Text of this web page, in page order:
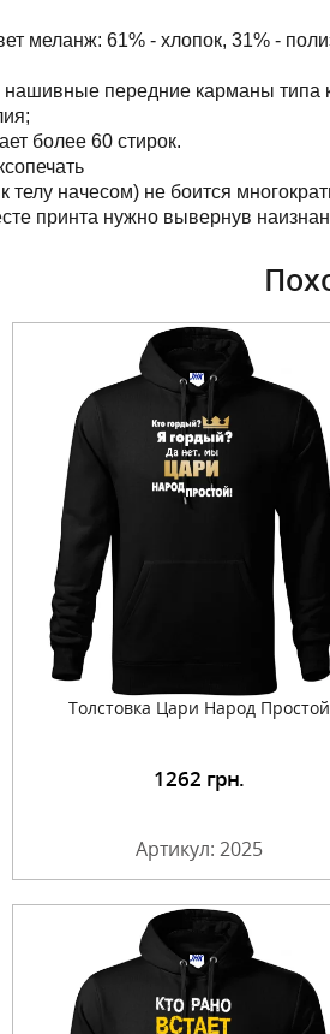
меланж: 61% - хлопок, 31% -
нашивные передние карманы типа
более 60 стирок.
телу начесом) не боится
принта нужно вывернув
Толстовка Цари Народ Простой
1262 грн.
Артикул: 2025
Подробнее